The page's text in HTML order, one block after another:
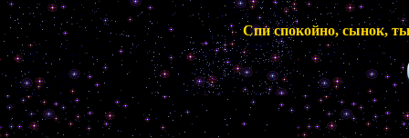
Спи спокойно, сынок, ты